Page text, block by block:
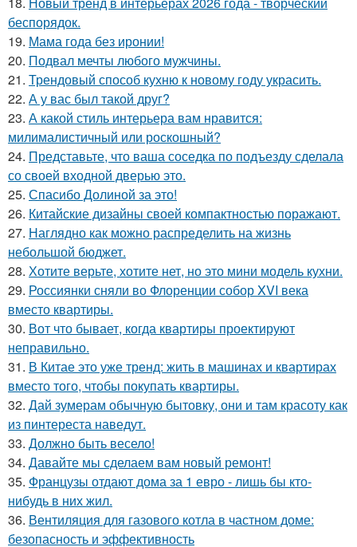
беспорядок.
19. Мама года без иронии!
20. Подвал мечты любого мужчины.
21. Трендовый способ кухню к новому году украсить.
22. А у вас был такой друг?
23. А какой стиль интерьера вам нравится:
милималистичный или роскошный?
24. Представьте, что ваша соседка по подъезду сделала
со своей входной дверью это.
25. Спасибо Долиной за это!
26. Китайские дизайны своей компактностью поражают.
27. Наглядно как можно распределить на жизнь
небольшой бюджет.
28. Хотите верьте, хотите нет, но это мини модель кухни.
29. Россиянки сняли во Флоренции собор XVI века
вместо квартиры.
30. Вот что бывает, когда квартиры проектируют
неправильно.
31. В Китае это уже тренд: жить в машинах и квартирах
вместо того, чтобы покупать квартиры.
32. Дай зумерам обычную бытовку, они и там красоту как
из пинтереста наведут.
33. Должно быть весело!
34. Давайте мы сделаем вам новый ремонт!
35. Французы отдают дома за 1 евро - лишь бы кто-
нибудь в них жил.
36. Вентиляция для газового котла в частном доме:
безопасность и эффективность